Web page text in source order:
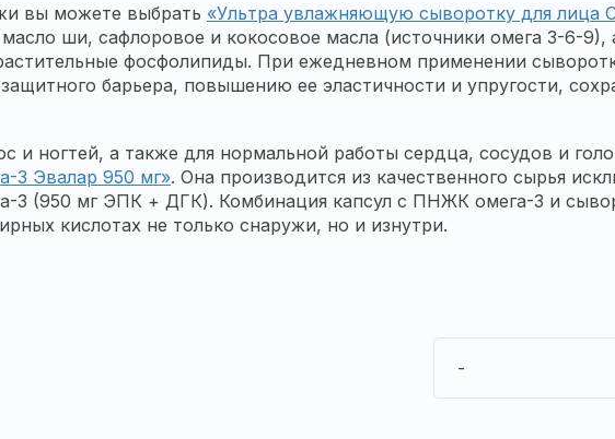
вы можете выбрать «Ультра увлажняющую сыворотку для лица
ши, сафлоровое и кокосовое масла (источники омега 3-6-
фосфолипиды. При ежедневном применении
барьера, повышению ее эластичности и упругости,
ногтей, а также для нормальной работы сердца, сосудов и
3 Эвалар 950 мг». Она производится из качественного сырья
3 (950 мг ЭПК + ДГК). Комбинация капсул с ПНЖК омега-3 и
кислотах не только снаружи, но и изнутри.
-